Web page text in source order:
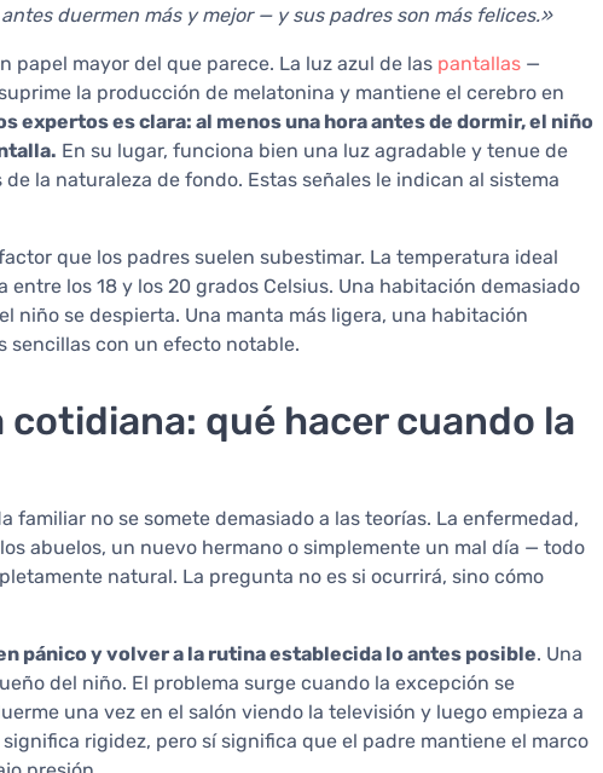
duermen más y mejor — y sus padres son más felices.»
papel mayor del que parece. La luz azul de las pantallas —
la producción de melatonina y mantiene el cerebro en
expertos es clara: al menos una hora antes de dormir, el niño
En su lugar, funciona bien una luz agradable y tenue de
la naturaleza de fondo. Estas señales le indican al sistema
que los padres suelen subestimar. La temperatura ideal
los 18 y los 20 grados Celsius. Una habitación demasiado
niño se despierta. Una manta más ligera, una habitación
sencillas con un efecto notable.
cotidiana: qué hacer cuando la
familiar no se somete demasiado a las teorías. La enfermedad,
abuelos, un nuevo hermano o simplemente un mal día — todo
natural. La pregunta no es si ocurrirá, sino cómo
pánico y volver a la rutina establecida lo antes posible. Una
del niño. El problema surge cuando la excepción se
una vez en el salón viendo la televisión y luego empieza a
rigidez, pero sí significa que el padre mantiene el marco